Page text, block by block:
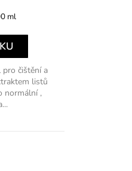
ml
pro čištění a
listů
normální ,